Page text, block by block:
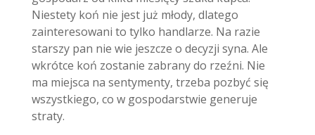
Niestety koń nie jest już młody, dlatego
zainteresowani to tylko handlarze. Na razie
starszy pan nie wie jeszcze o decyzji syna. Ale
wkrótce koń zostanie zabrany do rzeźni. Nie
ma miejsca na sentymenty, trzeba pozbyć się
wszystkiego, co w gospodarstwie generuje
straty.